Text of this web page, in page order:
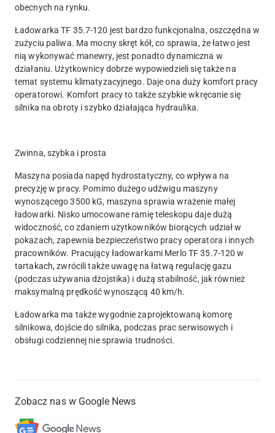
obecnych na rynku.
Ładowarka TF 35.7-120 jest bardzo funkcjonalna, oszczędna w
zużyciu paliwa. Ma mocny skręt kół, co sprawia, że łatwo jest
nią wykonywać manewry, jest ponadto dynamiczna w
działaniu. Użytkownicy dobrze wypowiedzieli się także na
temat systemu klimatyzacyjnego. Daje ona duży komfort pracy
operatorowi. Komfort pracy to także szybkie wkręcanie się
silnika na obroty i szybko działająca hydraulika.
Zwinna, szybka i prosta
Maszyna posiada napęd hydrostatyczny, co wpływa na
precyzję w pracy. Pomimo dużego udźwigu maszyny
wynoszącego 3500 kG, maszyna sprawia wrażenie małej
ładowarki. Nisko umocowane ramię teleskopu daje dużą
widoczność, co zdaniem użytkowników biorących udział w
pokazach, zapewnia bezpieczeństwo pracy operatora i innych
pracowników. Pracujący ładowarkami Merlo TF 35.7-120 w
tartakach, zwrócili także uwagę na łatwą regulację gazu
(podczas używania dżojstika) i dużą stabilność, jak również
maksymalną prędkość wynoszącą 40 km/h.
Ładowarka ma także wygodnie zaprojektowaną komorę
silnikowa, dojście do silnika, podczas prac serwisowych i
obsługi codziennej nie sprawia trudności.
Zobacz nas w Google News